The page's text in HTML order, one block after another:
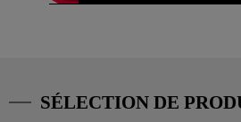
SÉLECTION DE